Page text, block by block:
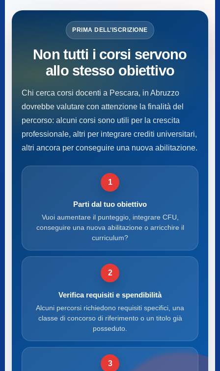
PRIMA DELL’ISCRIZIONE
Non tutti i corsi servono
allo stesso obiettivo
Chi cerca corsi docenti a Pescara, in Abruzzo
dovrebbe valutare con attenzione la finalità del
percorso: alcuni corsi sono utili per la crescita
professionale, altri per integrare crediti universitari,
altri ancora per conseguire una nuova abilitazione.
1
Parti dal tuo obiettivo
Vuoi aumentare il punteggio, integrare CFU,
conseguire una nuova abilitazione o arricchire il
curriculum?
2
Verifica requisiti e spendibilità
Alcuni percorsi richiedono requisiti specifici, una
classe di concorso di riferimento o un titolo già
posseduto.
3